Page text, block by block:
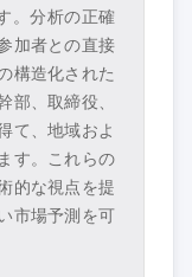
。分析の正確
加者との直接
構造化された
部、取締役、
て、地域およ
す。これらの
的な視点を提
市場予測を可